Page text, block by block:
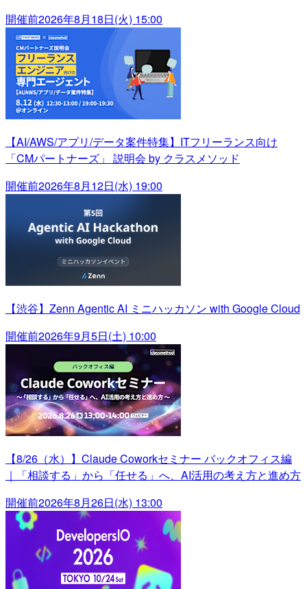
開催前2026年8月18日(火) 15:00
【AI/AWS/アプリ/データ案件特集】ITフリーランス向け
「CMパートナーズ」 説明会 by クラスメソッド
開催前2026年8月12日(水) 19:00
【渋谷】Zenn Agentic AI ミニハッカソン with Google Cloud
開催前2026年9月5日(土) 10:00
【8/26（水）】Claude Coworkセミナー バックオフィス編
｜「相談する」から「任せる」へ、AI活用の考え方と進め方
開催前2026年8月26日(水) 13:00